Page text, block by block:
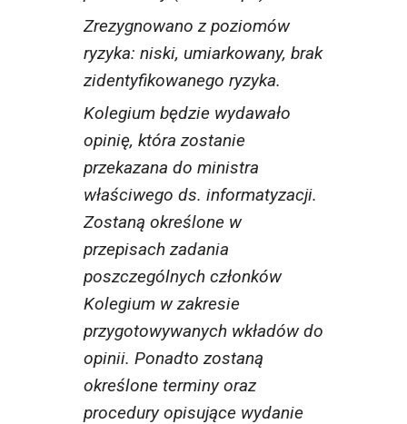
Zrezygnowano z poziomów
ryzyka: niski, umiarkowany, brak
zidentyfikowanego ryzyka.
Kolegium będzie wydawało
opinię, która zostanie
przekazana do ministra
właściwego ds. informatyzacji.
Zostaną określone w
przepisach zadania
poszczególnych członków
Kolegium w zakresie
przygotowywanych wkładów do
opinii. Ponadto zostaną
określone terminy oraz
procedury opisujące wydanie